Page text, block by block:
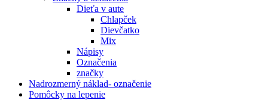
Dieťa v aute
Chlapček
Dievčatko
Mix
Nápisy
Označenia
značky
Nadrozmerný náklad- označenie
Pomôcky na lepenie